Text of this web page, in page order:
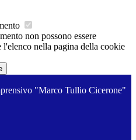
non possono essere
nella pagina della cookie
"Marco Tullio Cicerone"